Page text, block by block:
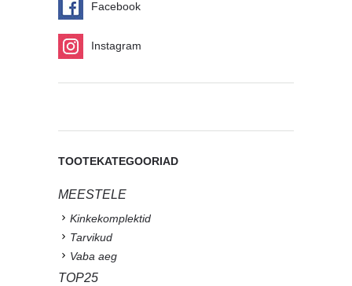
Facebook
Instagram
TOOTEKATEGOORIAD
MEESTELE
Kinkekomplektid
Tarvikud
Vaba aeg
TOP25